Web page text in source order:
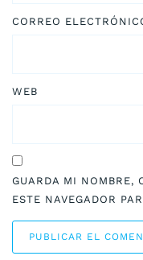
CORREO
WEB
GUARDA MI NOMBRE,
ESTE NAVEGADOR